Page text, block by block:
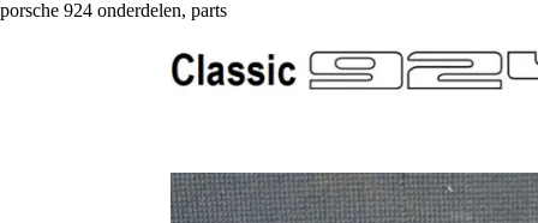
porsche 924 onderdelen, parts